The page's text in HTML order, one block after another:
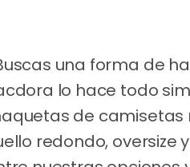
una forma de
lo hace todo
de camisetas
redondo, oversize